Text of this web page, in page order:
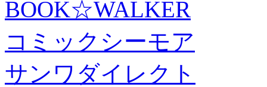
BOOK☆WALKER
コミックシーモア
サンワダイレクト